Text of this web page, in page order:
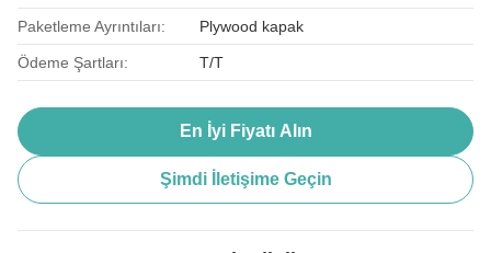
Paketleme Ayrıntıları: Plywood kapak
Ödeme Şartları: T/T
En İyi Fiyatı Alın
Şimdi İletişime Geçin